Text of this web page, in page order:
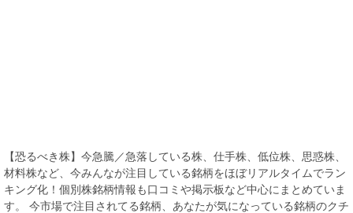
【恐るべき株】今急騰／急落している株、仕手株、低位株、思惑株、
材料株など、今みんなが注目している銘柄をほぼリアルタイムでラン
キング化！個別株銘柄情報も口コミや掲示板など中心にまとめていま
す。 今市場で注目されてる銘柄、あなたが気になっている銘柄のクチ